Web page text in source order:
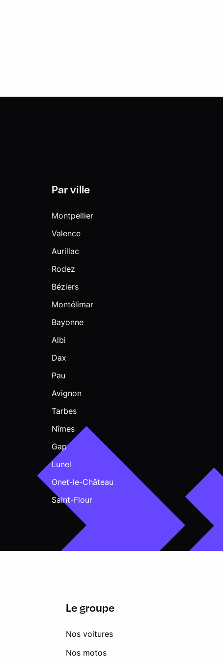
Par ville
Montpellier
Valence
Aurillac
Rodez
Béziers
Montélimar
Bayonne
Albi
Dax
Pau
Avignon
Tarbes
Nîmes
Gap
Lunel
Onet-le-Château
Saint-Flour
Le groupe
Nos voitures
Nos motos